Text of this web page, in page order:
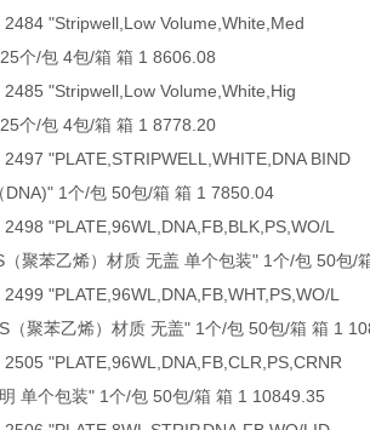
"Stripwell,Low Volume,White,Med
个/包 4包/箱 箱 1 8606.08
"Stripwell,Low Volume,White,Hig
个/包 4包/箱 箱 1 8778.20
"PLATE,STRIPWELL,WHITE,DNA BIND
1个/包 50包/箱 箱 1 7850.04
"PLATE,96WL,DNA,FB,BLK,PS,WO/L
聚苯乙烯）材质 无盖 单个包装" 1个/包 50包/
"PLATE,96WL,DNA,FB,WHT,PS,WO/L
（聚苯乙烯）材质 无盖" 1个/包 50包/箱 箱 1
"PLATE,96WL,DNA,FB,CLR,PS,CRNR
单个包装" 1个/包 50包/箱 箱 1 10849.35